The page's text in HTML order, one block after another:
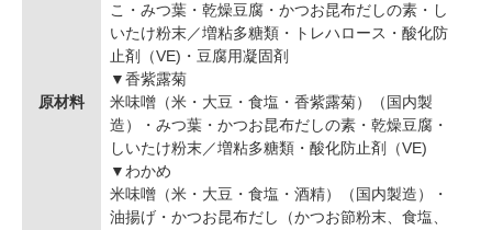
原材料
こ・みつ葉・乾燥豆腐・かつお昆布だしの素・し
いたけ粉末／増粘多糖類・トレハロース・酸化防
止剤（VE)・豆腐用凝固剤
▼香紫露菊
米味噌（米・大豆・食塩・香紫露菊）（国内製
造）・みつ葉・かつお昆布だしの素・乾燥豆腐・
しいたけ粉末／増粘多糖類・酸化防止剤（VE)
▼わかめ
米味噌（米・大豆・食塩・酒精）（国内製造）・
油揚げ・かつお昆布だし（かつお節粉末、食塩、